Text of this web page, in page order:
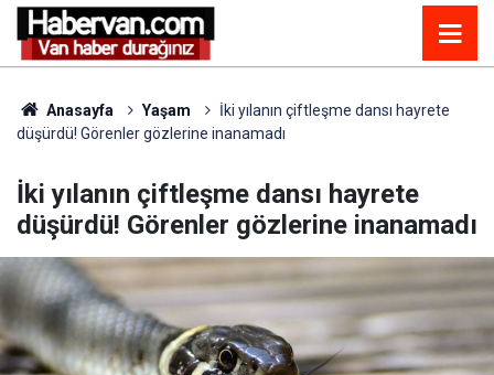
Anasayfa Yaşam
İki yılanın çiftleşme dansı hayrete
düşürdü! Görenler gözlerine inanamadı
İki yılanın çiftleşme dansı hayrete
düşürdü! Görenler gözlerine inanamadı